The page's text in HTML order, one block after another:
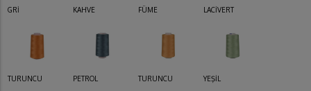
GRİ KAHVE FÜME LACİVERT
TURUNCU PETROL TURUNCU YEŞİL